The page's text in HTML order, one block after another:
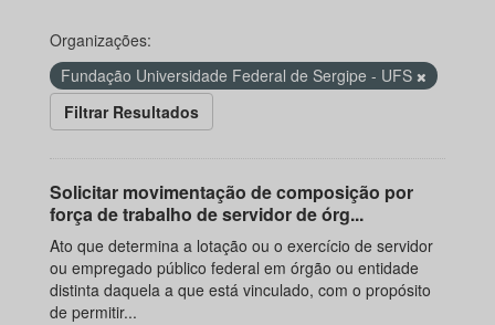
Organizações:
Fundação Universidade Federal de Sergipe - UFS
Filtrar Resultados
Solicitar movimentação de composição por
força de trabalho de servidor de órg...
Ato que determina a lotação ou o exercício de servidor
ou empregado público federal em órgão ou entidade
distinta daquela a que está vinculado, com o propósito
de permitir...